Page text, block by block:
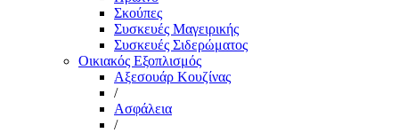
Σκούπες
Συσκευές Μαγειρικής
Συσκευές Σιδερώματος
Οικιακός Εξοπλισμός
Αξεσουάρ Κουζίνας
/
Ασφάλεια
/